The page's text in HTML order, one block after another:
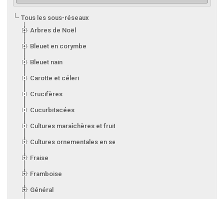
Tous les sous-réseaux
Arbres de Noël
Bleuet en corymbe
Bleuet nain
Carotte et céleri
Crucifères
Cucurbitacées
Cultures maraîchères et fruitières en serre
Cultures ornementales en serre
Fraise
Framboise
Général